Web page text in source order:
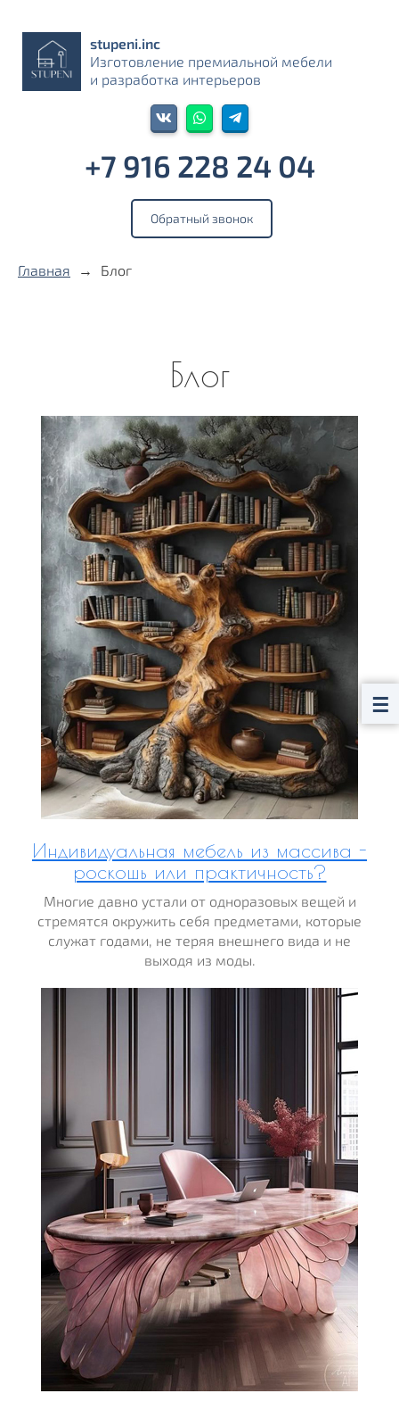
stupeni.inс
Изготовление премиальной мебели
и разработка интерьеров
+7 916 228 24 04‬
Обратный звонок
Главная → Блог
Блог
Индивидуальная мебель из массива -
роскошь или практичность?
Многие давно устали от одноразовых вещей и
стремятся окружить себя предметами, которые
служат годами, не теряя внешнего вида и не
выходя из моды.